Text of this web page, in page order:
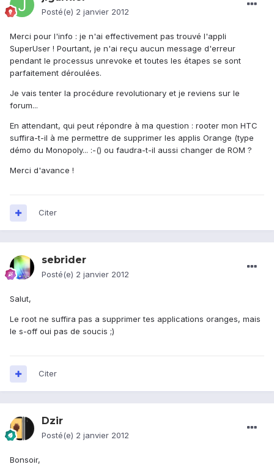
Posté(e) 2 janvier 2012
Merci pour l'info : je n'ai effectivement pas trouvé l'appli
SuperUser ! Pourtant, je n'ai reçu aucun message d'erreur
pendant le processus unrevoke et toutes les étapes se sont
parfaitement déroulées.
Je vais tenter la procédure revolutionary et je reviens sur le
forum...
En attendant, qui peut répondre à ma question : rooter mon HTC
suffira-t-il à me permettre de supprimer les applis Orange (type
démo du Monopoly... :-() ou faudra-t-il aussi changer de ROM ?
Merci d'avance !
Citer
sebrider
Posté(e) 2 janvier 2012
Salut,
Le root ne suffira pas a supprimer tes applications oranges, mais
le s-off oui pas de soucis ;)
Citer
Dzir
Posté(e) 2 janvier 2012
Bonsoir,